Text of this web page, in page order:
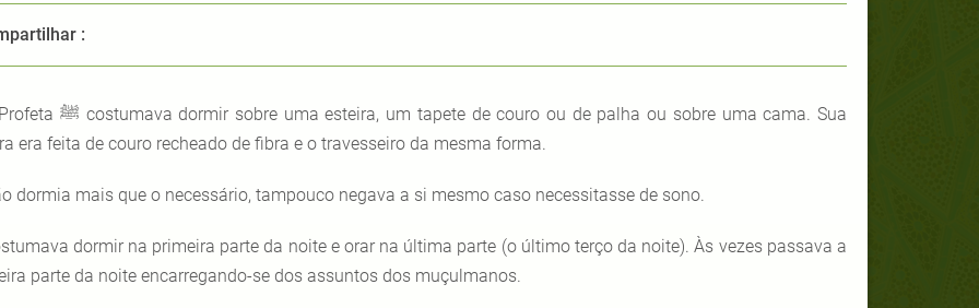
:
O Profeta ﷺ costumava dormir sobre uma esteira, um tapete de couro ou de palha ou sobre uma cama. Sua
era feita de couro recheado de fibra e o travesseiro da mesma forma.
dormia mais que o necessário, tampouco negava a si mesmo caso necessitasse de sono.
dormir na primeira parte da noite e orar na última parte (o último terço da noite). Às vezes passava a
parte da noite encarregando-se dos assuntos dos muçulmanos.